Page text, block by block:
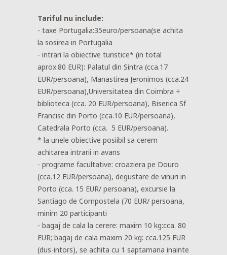
Tariful nu include:
- taxe Portugalia:35euro/persoana(se achita
la sosirea in Portugalia
- intrari la obiective turistice* (in total
aprox.80 EUR): Palatul din Sintra (cca.17
EUR/persoana), Manastirea Jeronimos (cca.24
EUR/persoana),Universitatea din Coimbra +
biblioteca (cca. 20 EUR/persoana), Biserica Sf
Francisc din Porto (cca.10 EUR/persoana),
Catedrala Porto (cca. 5 EUR/persoana).
* la unele obiective posiibil sa cerem
achitarea intrarii in avans
- programe facultative: croaziera pe Douro
(cca.12 EUR/persoana), degustare de vinuri in
Porto (cca. 15 EUR/ persoana), excursie la
Santiago de Compostela (70 EUR/ persoana,
minim 20 participanti
- bagaj de cala la cerere: maxim 10 kg:cca. 80
EUR; bagaj de cala maxim 20 kg: cca.125 EUR
(dus-intors), se achita cu 1 saptamana inainte